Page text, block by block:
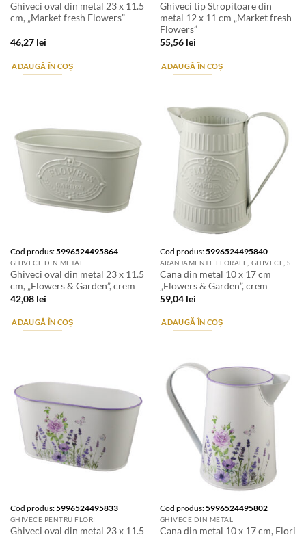
Ghiveci oval din metal 23 x 11.5
cm, „Market fresh Flowers”
46,27 lei
ADAUGĂ ÎN COȘ
Ghiveci tip Stropitoare din
metal 12 x 11 cm „Market fresh
Flowers”
55,56 lei
ADAUGĂ ÎN COȘ
Cod produs:5996524495864
GHIVECE DIN METAL
Ghiveci oval din metal 23 x 11.5
cm, „Flowers & Garden”, crem
42,08 lei
ADAUGĂ ÎN COȘ
Cod produs:5996524495840
ARANJAMENTE FLORALE, GHIVECE, SUPORTURI DE FLORI & ACCESORII
Cana din metal 10 x 17 cm
„Flowers & Garden”, crem
59,04 lei
ADAUGĂ ÎN COȘ
Cod produs:5996524495833
GHIVECE PENTRU FLORI
Ghiveci oval din metal 23 x 11.5
Cod produs:5996524495802
GHIVECE DIN METAL
Cana din metal 10 x 17 cm, Flori